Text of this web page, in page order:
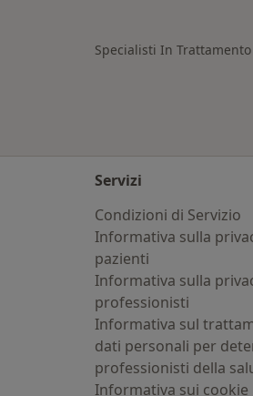
Specialisti In
Servizi
Condizioni di Servizio
Informativa sulla
pazienti
Informativa sulla
professionisti
Informativa sul
dati personali per
professionisti della
Informativa sui cookie